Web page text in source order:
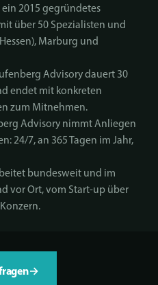
2015 gegründetes
über 50 Spezialisten und
Marburg und
Advisory dauert 30
endet mit konkreten
zum Mitnehmen.
Advisory nimmt Anliegen
24/7, an 365 Tagen im Jahr,
bundesweit und im
vor Ort, vom Start-up über
→